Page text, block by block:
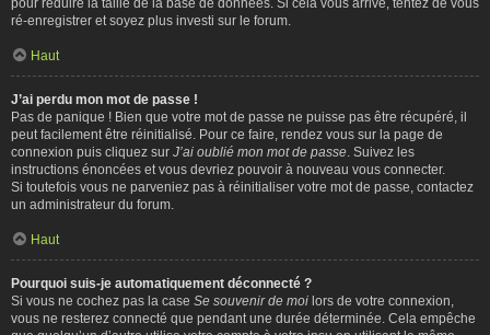
ré-enregistrer et soyez plus investi sur le forum.
Haut
J’ai perdu mon mot de passe !
Pas de panique ! Bien que votre mot de passe ne puisse pas être récupéré, il
peut facilement être réinitialisé. Pour ce faire, rendez vous sur la page de
connexion puis cliquez sur J’ai oublié mon mot de passe . Suivez les
instructions énoncées et vous devriez pouvoir à nouveau vous connecter.
Si toutefois vous ne parveniez pas à réinitialiser votre mot de passe, contactez
un administrateur du forum.
Haut
Pourquoi suis-je automatiquement déconnecté ?
Si vous ne cochez pas la case Se souvenir de moi lors de votre connexion,
vous ne resterez connecté que pendant une durée déterminée. Cela empêche